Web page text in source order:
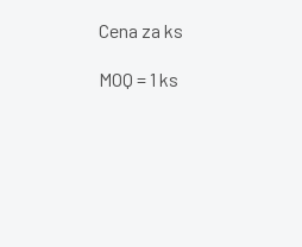
Cena za ks
MOQ = 1 ks